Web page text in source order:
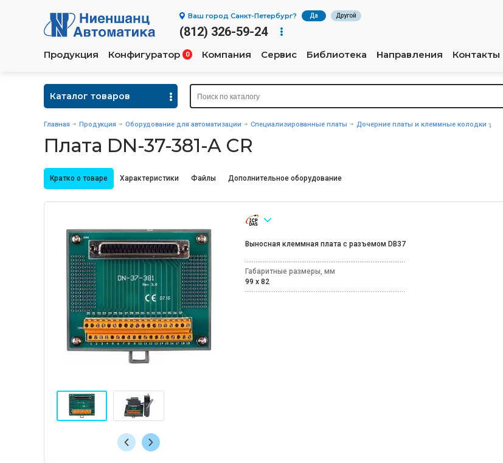
Ваш город Санкт-Петербург? Да Другой
(812) 326-59-24
Продукция Конфигуратор 0 Компания Сервис Библиотека Направления Контакты
Каталог товаров
Главная Продукция Оборудование для автоматизации Специализированные платы Дочерние платы и клеммные колодки
Плата DN-37-381-A CR
Кратко о товаре Характеристики Файлы Дополнительное оборудование
Выносная клеммная плата с разъемом DB37
Габаритные размеры, мм
99 x 82